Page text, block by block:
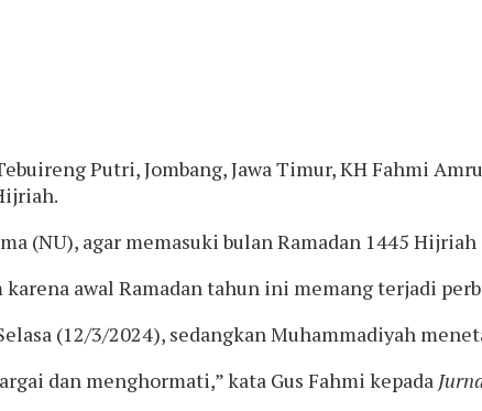
Putri, Jombang, Jawa Timur, KH Fahmi
(NU), agar memasuki bulan Ramadan 1445
awal Ramadan tahun ini memang terjadi
(12/3/2024), sedangkan Muhammadiyah
dan menghormati,” kata Gus Fahmi kepada